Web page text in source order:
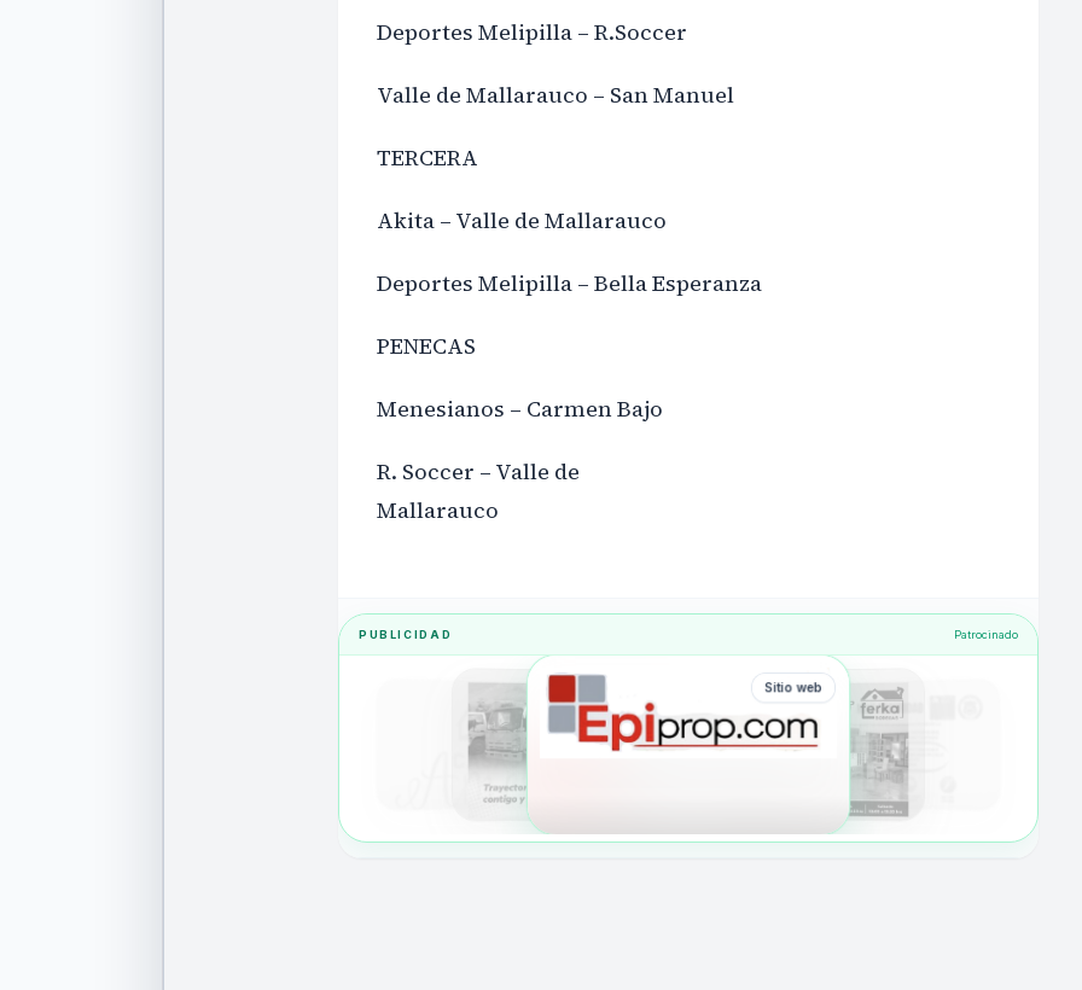
Deportes Melipilla – R.Soccer
Valle de Mallarauco – San Manuel
TERCERA
Akita – Valle de Mallarauco
Deportes Melipilla – Bella Esperanza
PENECAS
Menesianos – Carmen Bajo
R. Soccer – Valle de
Mallarauco
PUBLICIDAD Patrocinado
Sitio web